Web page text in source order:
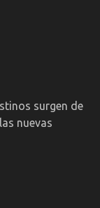
surgen de
nuevas